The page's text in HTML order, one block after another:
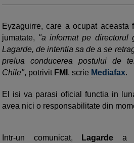
Eyzaguirre, care a ocupat
jumatate, "a informat pe directorul
Lagarde, de intentia sa de a se
prelua conducerea postului de
Chile", potrivit FMI , scrie Mediafax.
El isi va parasi oficial functia in
avea nici o responsabilitate din
Intr-un comunicat, Lagarde a